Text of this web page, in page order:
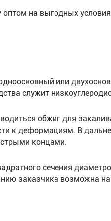
на выгодных
или
служит
обжиг для
к деформациям. В
концами.
сечения
заказчика возможна